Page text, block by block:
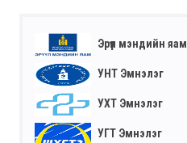
Эрүүл мэндийн яам
УНТ Эмнэлэг
УХТ Эмнэлэг
УГТ Эмнэлэг